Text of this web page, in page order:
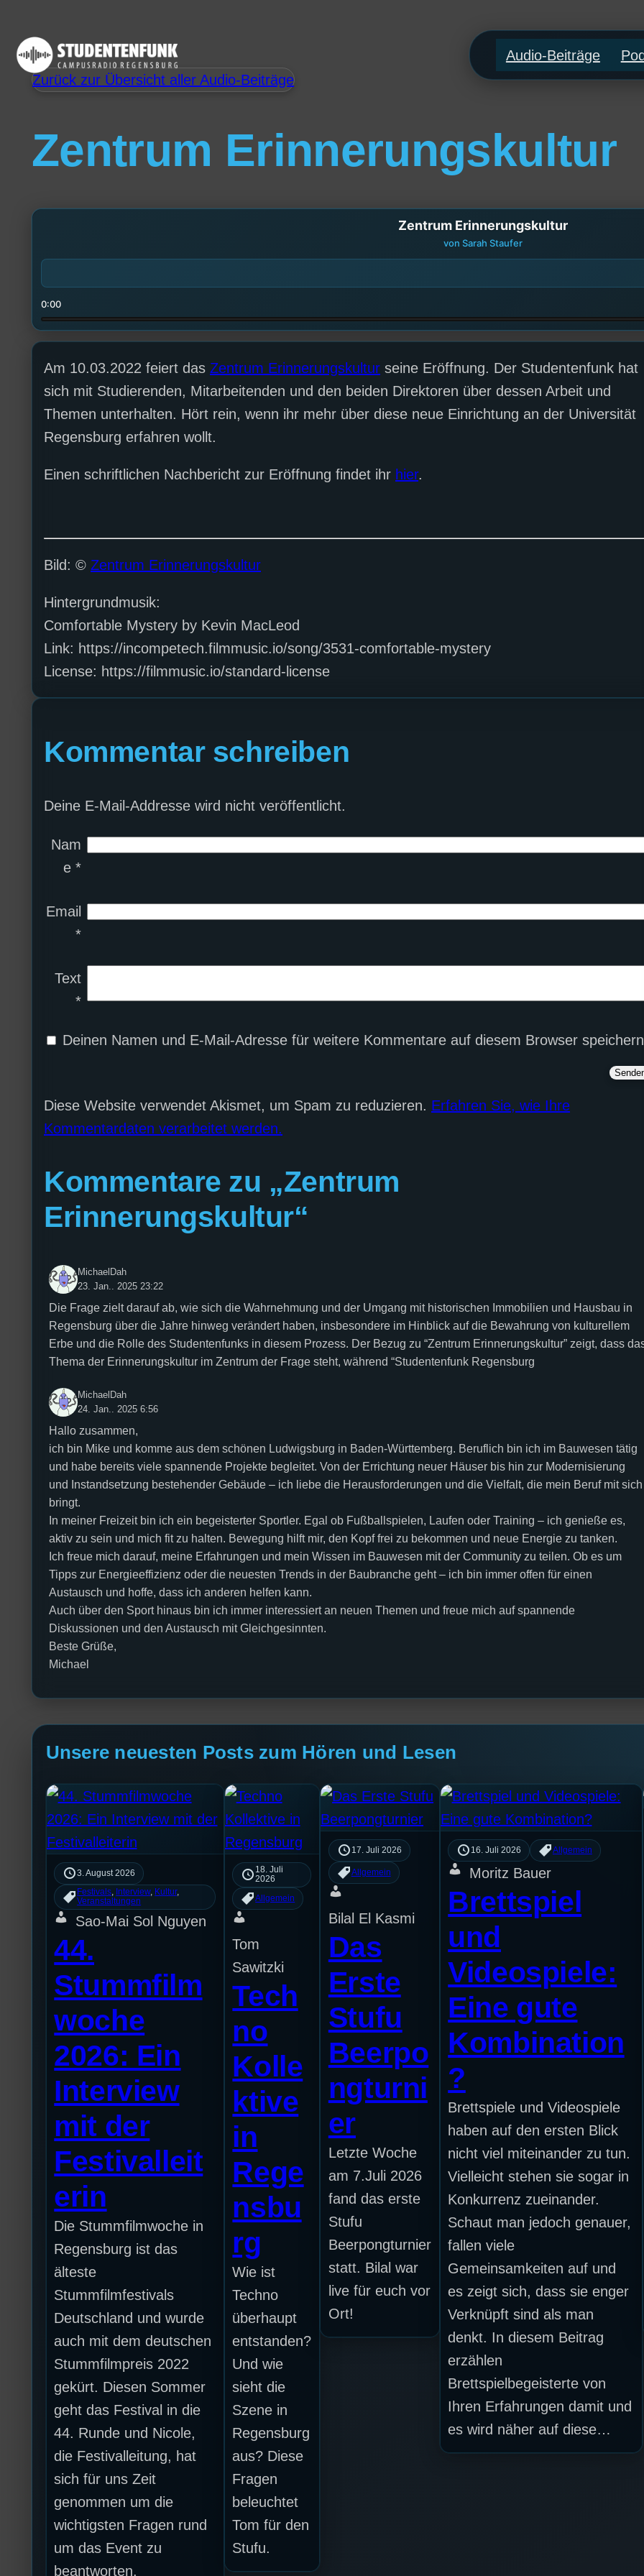
Audio-Beiträge
Zurück zur Übersicht aller Audio-Beiträge
Zentrum Erinnerungskultur
Zentrum Erinnerungskultur
von Sarah Staufer
0:00
Am 10.03.2022 feiert das Zentrum Erinnerungskultur seine Eröffnung. Der Studentenfunk hat
sich mit Studierenden, Mitarbeitenden und den beiden Direktoren über dessen Arbeit und
Themen unterhalten. Hört rein, wenn ihr mehr über diese neue Einrichtung an der Universität
Regensburg erfahren wollt.
Einen schriftlichen Nachbericht zur Eröffnung findet ihr hier.
Bild: © Zentrum Erinnerungskultur
Hintergrundmusik:
Comfortable Mystery by Kevin MacLeod
Link: https://incompetech.filmmusic.io/song/3531-comfortable-mystery
License: https://filmmusic.io/standard-license
Kommentar schreiben
Deine E-Mail-Addresse wird nicht veröffentlicht.
Nam
e *
Email
*
Text
*
Deinen Namen und E-Mail-Adresse für weitere Kommentare auf diesem Browser
Diese Website verwendet Akismet, um Spam zu reduzieren. Erfahren Sie, wie Ihre
Kommentardaten verarbeitet werden.
Kommentare zu „Zentrum
Erinnerungskultur“
MichaelDah
23. Jan.. 2025 23:22
Die Frage zielt darauf ab, wie sich die Wahrnehmung und der Umgang mit historischen Immobilien und Hausbau in
Regensburg über die Jahre hinweg verändert haben, insbesondere im Hinblick auf die Bewahrung von kulturellem
Erbe und die Rolle des Studentenfunks in diesem Prozess. Der Bezug zu “Zentrum Erinnerungskultur” zeigt, dass
Thema der Erinnerungskultur im Zentrum der Frage steht, während “Studentenfunk Regensburg
MichaelDah
24. Jan.. 2025 6:56
Hallo zusammen,
ich bin Mike und komme aus dem schönen Ludwigsburg in Baden-Württemberg. Beruflich bin ich im Bauwesen tätig
und habe bereits viele spannende Projekte begleitet. Von der Errichtung neuer Häuser bis hin zur Modernisierung
und Instandsetzung bestehender Gebäude – ich liebe die Herausforderungen und die Vielfalt, die mein Beruf mit sich
bringt.
In meiner Freizeit bin ich ein begeisterter Sportler. Egal ob Fußballspielen, Laufen oder Training – ich genieße es,
aktiv zu sein und mich fit zu halten. Bewegung hilft mir, den Kopf frei zu bekommen und neue Energie zu tanken.
Ich freue mich darauf, meine Erfahrungen und mein Wissen im Bauwesen mit der Community zu teilen. Ob es um
Tipps zur Energieeffizienz oder die neuesten Trends in der Baubranche geht – ich bin immer offen für einen
Austausch und hoffe, dass ich anderen helfen kann.
Auch über den Sport hinaus bin ich immer interessiert an neuen Themen und freue mich auf spannende
Diskussionen und den Austausch mit Gleichgesinnten.
Beste Grüße,
Michael
Unsere neuesten Posts zum Hören und Lesen
3. August 2026
Festivals Interview, Kultur
Veranstaltungen
Sao-Mai Sol Nguyen
44.
Stummfilm
woche
2026: Ein
Interview
mit der
Festivalleit
erin
Die Stummfilmwoche in
Regensburg ist das
älteste
Stummfilmfestivals
Deutschland und wurde
auch mit dem deutschen
Stummfilmpreis 2022
gekürt. Diesen Sommer
geht das Festival in die
44. Runde und Nicole,
die Festivalleitung, hat
sich für uns Zeit
genommen um die
wichtigsten Fragen rund
um das Event zu
beantworten.
18. Juli
2026
Allgemein
Tom
Sawitzki
Tech
no
Kolle
ktive
in
Rege
nsbu
rg
Wie ist
Techno
überhaupt
entstanden?
Und wie
sieht die
Szene in
Regensburg
aus? Diese
Fragen
beleuchtet
Tom für den
Stufu.
17. Juli 2026
Allgemein
Bilal El Kasmi
Das
Erste
Stufu
Beerpo
ngturni
er
Letzte Woche
am 7.Juli 2026
fand das erste
Stufu
Beerpongturnier
statt. Bilal war
live für euch vor
Ort!
16. Juli 2026 Allgemein
Moritz Bauer
Brettspiel
und
Videospiele:
Eine gute
Kombination
?
Brettspiele und Videospiele
haben auf den ersten Blick
nicht viel miteinander zu tun.
Vielleicht stehen sie sogar in
Konkurrenz zueinander.
Schaut man jedoch genauer,
fallen viele
Gemeinsamkeiten auf und
es zeigt sich, dass sie enger
Verknüpft sind als man
denkt. In diesem Beitrag
erzählen
Brettspielbegeisterte von
Ihren Erfahrungen damit und
es wird näher auf diese…